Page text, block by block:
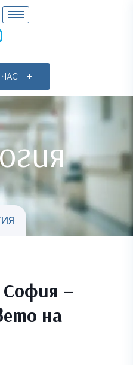
ЧАС
София –
на